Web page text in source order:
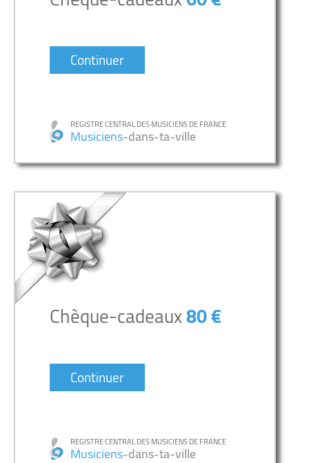
Continuer
REGISTRE CENTRAL DES MUSICIENS DE FRANCE
Musiciens-dans-ta-ville
Chèque-cadeaux80 €
Continuer
REGISTRE CENTRAL DES MUSICIENS DE FRANCE
Musiciens-dans-ta-ville